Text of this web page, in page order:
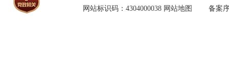
网站标识码：4304000038 网站地图 备案